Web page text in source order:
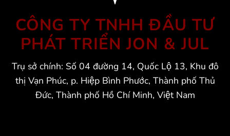
CÔNG TY TNHH ĐẦU TƯ
PHÁT TRIỂN JON & JUL
Trụ sở chính: Số 04 đường 14, Quốc Lộ 13, Khu đô
thị Vạn Phúc, p. Hiệp Bình Phước, Thành phố Thủ
Đức, Thành phố Hồ Chí Minh, Việt Nam